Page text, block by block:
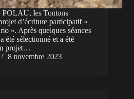
POLAU, les Tontons
d’écriture participatif «
». Après quelques séances
été sélectionné et a été
projet…
8 novembre 2023